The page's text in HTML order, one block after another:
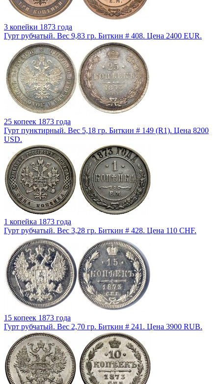
3 копейки 1873 года
Гурт рубчатый. Вес 9,83 гр. Биткин # 408. Цена 2400 EUR.
25 копеек 1873 года
Гурт пунктирный. Вес 5,18 гр. Биткин # 149 (R1). Цена 8200
USD.
1 копейка 1873 года
Гурт рубчатый. Вес 3,28 гр. Биткин # 428. Цена 110 CHF.
15 копеек 1873 года
Гурт рубчатый. Вес 2,70 гр. Биткин # 241. Цена 3900 RUB.